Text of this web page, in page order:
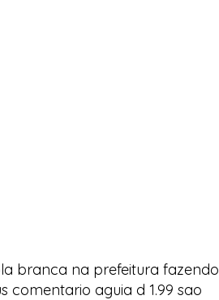
branca na prefeitura fazendo
comentario aguia d 1.99 sao